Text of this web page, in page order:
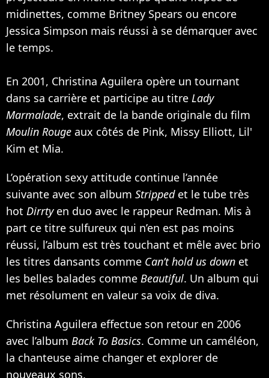
midinettes, comme Britney Spears ou encore
Jessica Simpson mais réussi à se démarquer avec
le temps.
En 2001, Christina Aguilera opère un tournant
dans sa carrière et participe au titre Lady
Marmalade, extrait de la bande originale du film
Moulin Rouge aux côtés de Pink, Missy Elliott, Lil'
Kim et Mia.
L’opération sexy attitude continue l’année
suivante avec son album Strippedet le tube très
hot Dirrtyen duo avec le rappeur Redman. Mis à
part ce titre sulfureux qui n’en est pas moins
réussi, l’album est très touchant et mêle avec brio
les titres dansants comme Can’t hold us down et
les belles balades comme Beautiful. Un album qui
met résolument en valeur sa voix de diva.
Christina Aguilera effectue son retour en 2006
avec l’album Back To Basics. Comme un caméléon,
la chanteuse aime changer et explorer de
nouveaux sons.